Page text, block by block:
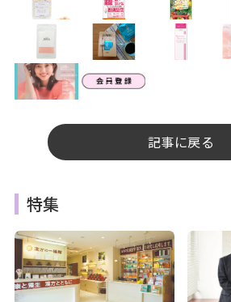
記事に戻る
特集